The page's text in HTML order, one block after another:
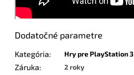
Dodatočné parametre
Kategória: Hry pre PlayStation 3
Záruka: 2 roky